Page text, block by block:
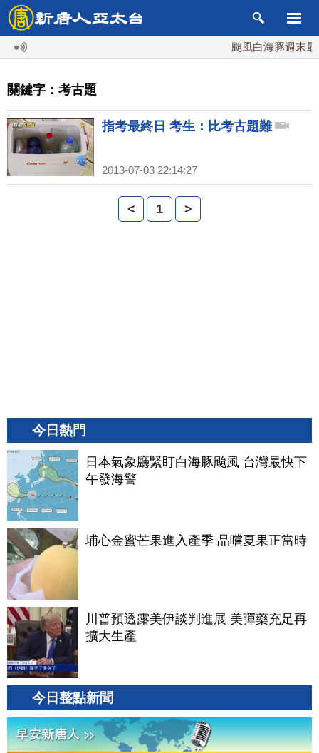
颱風白海豚週末最
關鍵字：考古題
指考最終日 考生：比考古題難
2013-07-03 22:14:27
< 1 >
今日熱門
日本氣象廳緊盯白海豚颱風 台灣最快下
午發海警
埔心金蜜芒果進入產季 品嚐夏果正當時
川普預透露美伊談判進展 美彈藥充足再
擴大生產
今日整點新聞